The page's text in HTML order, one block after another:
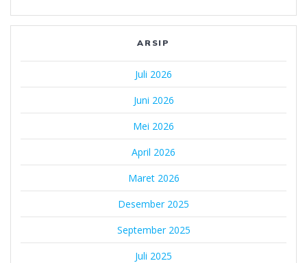
ARSIP
Juli 2026
Juni 2026
Mei 2026
April 2026
Maret 2026
Desember 2025
September 2025
Juli 2025